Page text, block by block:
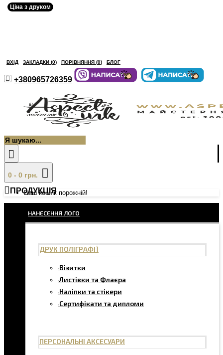
ВХІД ЗАКЛАДКИ (0) ПОРІВНЯННЯ (0) БЛОГ
+380965726359
0 - 0 грн.
Ваш кошик порожній!
ПРОДУКЦІЯ
НАНЕСЕННЯ ЛОГО
ДРУК ПОЛІГРАФІЇ
Візитки
Листівки та Флаєра
Наліпки та стікери
Сертифікати та дипломи
ПЕРСОНАЛЬНІ АКСЕСУАРИ
Ціна з друком